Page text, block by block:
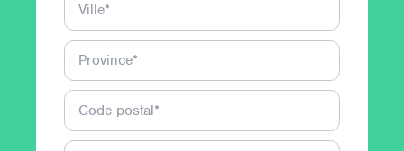
Ville*
Province*
Code postal*